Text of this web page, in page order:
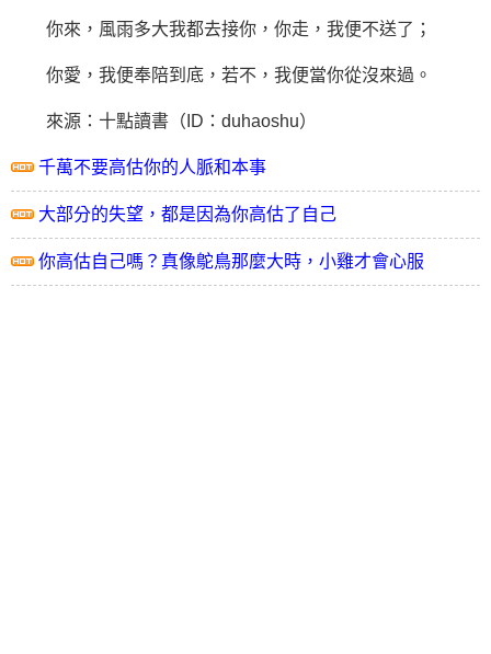
你來，風雨多大我都去接你，你走，我便不送了；
你愛，我便奉陪到底，若不，我便當你從沒來過。
來源：十點讀書（ID：duhaoshu）
千萬不要高估你的人脈和本事
大部分的失望，都是因為你高估了自己
你高估自己嗎？真像鴕鳥那麼大時，小雞才會心服